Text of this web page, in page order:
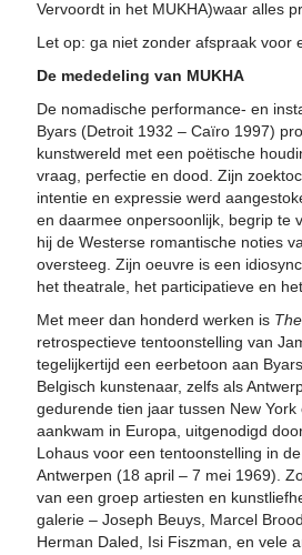
Vervoordt in het MUKHA)waar alles
Let op: ga niet zonder afspraak voor
De mededeling van MUKHA
De nomadische performance- en
Byars (Detroit 1932 – Caïro 1997)
kunstwereld met een poëtische
vraag, perfectie en dood. Zijn
intentie en expressie werd
en daarmee onpersoonlijk, begrip te
hij de Westerse romantische noties
oversteeg. Zijn oeuvre is een
het theatrale, het participatieve en
Met meer dan honderd werken is
retrospectieve tentoonstelling van
tegelijkertijd een eerbetoon aan
Belgisch kunstenaar, zelfs als
gedurende tien jaar tussen New
aankwam in Europa, uitgenodigd
Lohaus voor een tentoonstelling in
Antwerpen (18 april – 7 mei 1969).
van een groep artiesten en
galerie – Joseph Beuys, Marcel
Herman Daled, Isi Fiszman, en vele